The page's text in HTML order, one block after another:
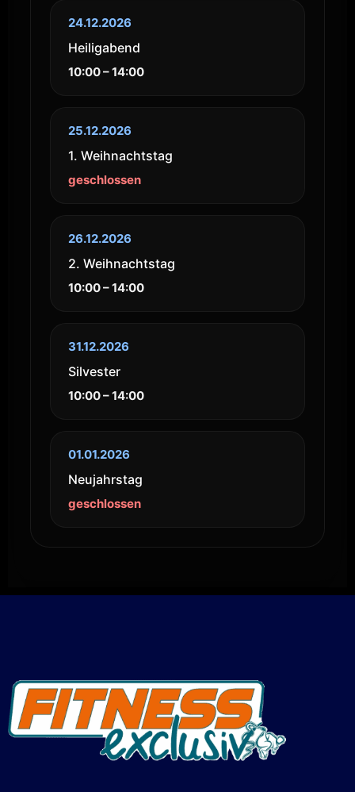
24.12.2026
Heiligabend
10:00 – 14:00
25.12.2026
1. Weihnachtstag
geschlossen
26.12.2026
2. Weihnachtstag
10:00 – 14:00
31.12.2026
Silvester
10:00 – 14:00
01.01.2026
Neujahrstag
geschlossen